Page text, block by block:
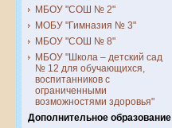
МБОУ "СОШ № 2"
МОБУ "Гимназия № 3"
МБОУ "СОШ № 8"
МБОУ "Школа – детский сад
№ 12 для обучающихся,
воспитанников с
ограниченными
возможностями здоровья"
Дополнительное образование